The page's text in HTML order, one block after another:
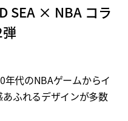
SEA × NBA コラ
代のNBAゲームからイ
ふれるデザインが多数